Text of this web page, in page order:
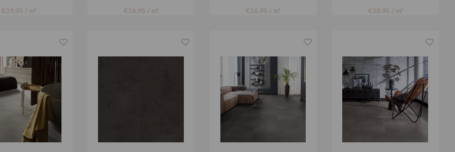
€39,95 / m² €36,95 / m² €36,95 / m² €38,95 / m²